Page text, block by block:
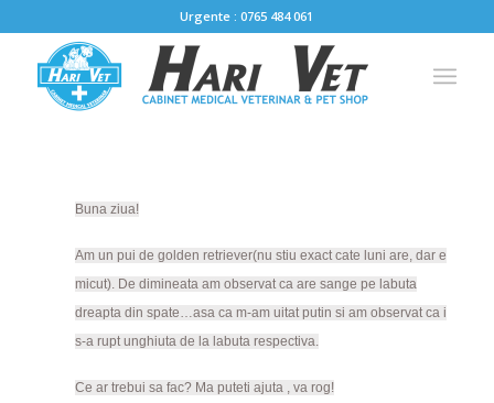
Urgente : 0765 484 061
Buna ziua!
Am un pui de golden retriever(nu stiu exact cate luni are, dar e
micut). De dimineata am observat ca are sange pe labuta
dreapta din spate…asa ca m-am uitat putin si am observat ca i
s-a rupt unghiuta de la labuta respectiva.
Ce ar trebui sa fac? Ma puteti ajuta , va rog!